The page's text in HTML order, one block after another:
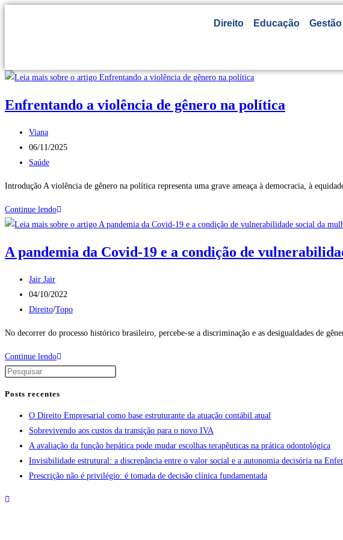
Direito Educação
Enfrentando a violência de gênero na política
Viana
06/11/2025
Saúde
Introdução A violência de gênero na política representa uma grave ameaça à democracia, à
Continue lendo
A pandemia da Covid-19 e a condição de
Jair Jair
04/10/2022
Direito/Topo
No decorrer do processo histórico brasileiro, percebe-se a discriminação e as desigualdades de
Continue lendo
Posts recentes
O Direito Empresarial como base estruturante da atuação contábil atual
Sobrevivendo aos custos da transição para o novo IVA
A avaliação da função hepática pode mudar escolhas terapêuticas na prática odontológica
Invisibilidade estrutural: a discrepância entre o valor social e a autonomia decisória na
Prescrição não é privilégio: é tomada de decisão clínica fundamentada